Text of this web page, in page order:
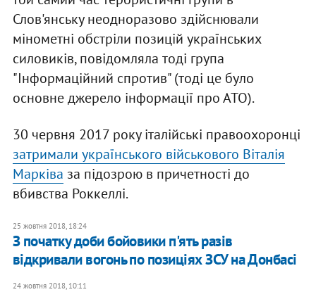
Слов'янську неодноразово здійснювали
мінометні обстріли позицій українських
силовиків, повідомляла тоді група
"Інформаційний спротив" (тоді це було
основне джерело інформації про АТО).
30 червня 2017 року італійські правоохоронці
затримали українського військового Віталія
Марківа за підозрою в причетності до
вбивства Роккеллі.
25 жовтня 2018, 18:24
З початку доби бойовики п'ять разів
відкривали вогонь по позиціях ЗСУ на Донбасі
24 жовтня 2018, 10:11